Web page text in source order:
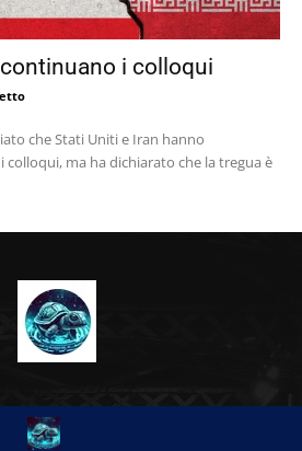
i colloqui
che Stati Uniti e Iran hanno
ma ha dichiarato che la tregua è
CHI SIAMO